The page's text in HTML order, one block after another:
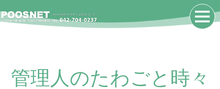
管理人のたわごと時々